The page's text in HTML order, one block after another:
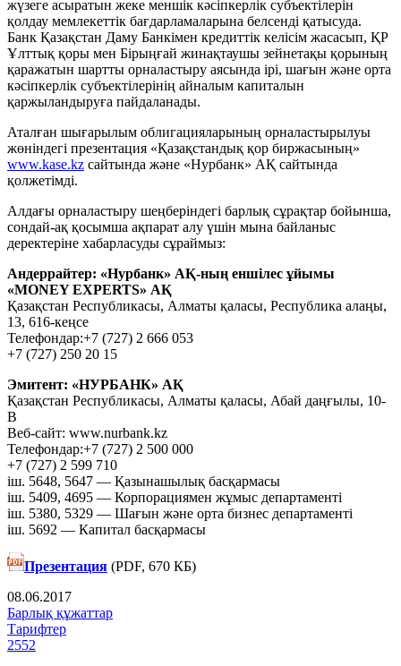
жүзеге асыратын жеке меншік кәсіпкерлік субъектілерін
қолдау мемлекеттік бағдарламаларына белсенді қатысуда.
Банк Қазақстан Даму Банкімен кредиттік келісім жасасып, ҚР
Ұлттық қоры мен Бірыңғай жинақтаушы зейнетақы қорының
қаражатын шартты орналастыру аясында ірі, шағын және орта
кәсіпкерлік субъектілерінің айналым капиталын
қаржыландыруға пайдаланады.
Аталған шығарылым облигацияларының орналастырылуы
жөніндегі презентация «Қазақстандық қор биржасының»
www.kase.kz сайтында және «Нурбанк» АҚ сайтында
қолжетімді.
Алдағы орналастыру шеңберіндегі барлық сұрақтар бойынша,
сондай-ақ қосымша ақпарат алу үшін мына байланыс
деректеріне хабарласуды сұраймыз:
Андеррайтер: «Нурбанк» АҚ-ның еншілес ұйымы
«MONEY EXPERTS» АҚ
Қазақстан Республикасы, Алматы қаласы, Республика алаңы,
13, 616-кеңсе
Телефондар:+7 (727) 2 666 053
+7 (727) 250 20 15
Эмитент: «НУРБАНК» АҚ
Қазақстан Республикасы, Алматы қаласы, Абай даңғылы, 10-
В
Веб-сайт: www.nurbank.kz
Телефондар:+7 (727) 2 500 000
+7 (727) 2 599 710
іш. 5648, 5647 — Қазынашылық басқармасы
іш. 5409, 4695 — Корпорациямен жұмыс департаменті
іш. 5380, 5329 — Шағын және орта бизнес департаменті
іш. 5692 — Капитал басқармасы
Презентация (PDF, 670 КБ)
08.06.2017
Барлық құжаттар
Тарифтер
2552